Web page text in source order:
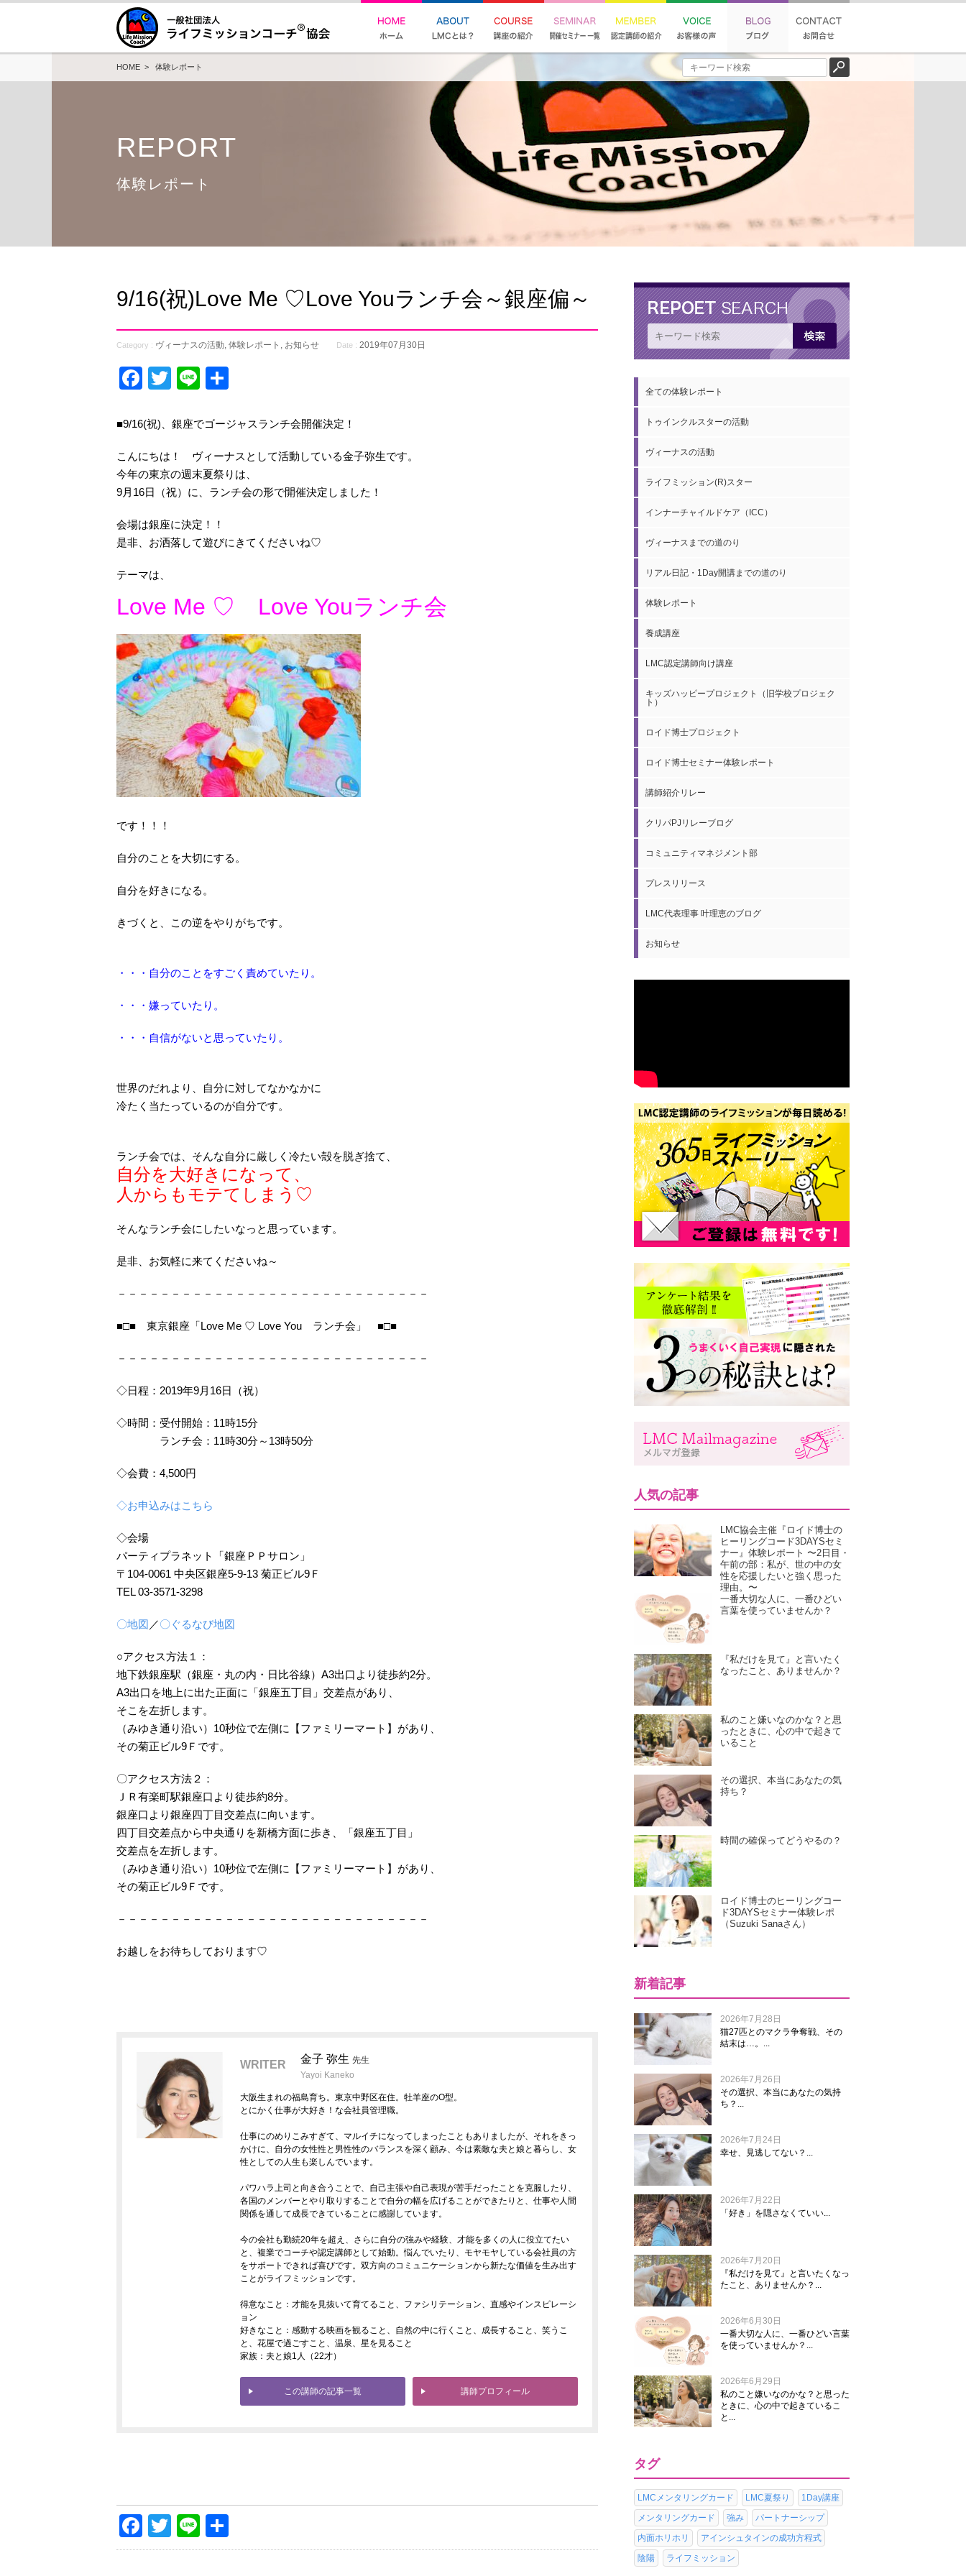
HOME > 体験レポート
REPORT
体験レポート
9/16(祝)Love Me ♡Love Youランチ会～銀座偏～
Category : ヴィーナスの活動, 体験レポート , お知らせ Date : 2019年07月30日
Facebook
Twitter
Line
■9/16(祝)、銀座でゴージャスランチ会開催決定！
こんにちは！ ヴィーナスとして活動している金子弥生です。
今年の東京の週末夏祭りは、
9月16日（祝）に、ランチ会の形で開催決定しました！
会場は銀座に決定！！
是非、お洒落して遊びにきてくださいね♡
テーマは、
Love Me ♡ Love Youランチ会
です！！！
自分のことを大切にする。
自分を好きになる。
きづくと、この逆をやりがちです。
・・・自分のことをすごく責めていたり。
・・・嫌っていたり。
・・・自信がないと思っていたり。
世界のだれより、自分に対してなかなかに
冷たく当たっているのが自分です。
ランチ会では、そんな自分に厳しく冷たい殻を脱ぎ捨て、
自分を大好きになって、
人からもモテてしまう♡
そんなランチ会にしたいなっと思っています。
是非、お気軽に来てくださいね～
－－－－－－－－－－－－－－－－－－－－－－－－－－－－－
■□■ 東京銀座「Love Me ♡ Love You ランチ会」 ■□■
－－－－－－－－－－－－－－－－－－－－－－－－－－－－－
◇日程：2019年9月16日（祝）
◇時間：受付開始：11時15分
ランチ会：11時30分～13時50分
◇会費：4,500円
◇お申込みはこちら
◇会場
パーティプラネット「銀座ＰＰサロン」
〒104-0061 中央区銀座5-9-13 菊正ビル9Ｆ
TEL 03-3571-3298
〇地図 ／〇ぐるなび地図
○アクセス方法１：
地下鉄銀座駅（銀座・丸の内・日比谷線）A3出口より徒歩約2分。
A3出口を地上に出た正面に「銀座五丁目」交差点があり、
そこを左折します。
（みゆき通り沿い）10秒位で左側に【ファミリーマート】があり、
その菊正ビル9Ｆです。
〇アクセス方法２：
ＪＲ有楽町駅銀座口より徒歩約8分。
銀座口より銀座四丁目交差点に向います。
四丁目交差点から中央通りを新橋方面に歩き、「銀座五丁目」
交差点を左折します。
（みゆき通り沿い）10秒位で左側に【ファミリーマート】があり、
その菊正ビル9Ｆです。
－－－－－－－－－－－－－－－－－－－－－－－－－－－－－
お越しをお待ちしております♡
WRITER 金子 弥生 先生
Yayoi Kaneko
大阪生まれの福島育ち。東京中野区在住。牡羊座のO型。
とにかく仕事が大好き！な会社員管理職。
仕事にのめりこみすぎて、マルイチになってしまったこともありましたが、それをきっ
かけに、自分の女性性と男性性のバランスを深く顧み、今は素敵な夫と娘と暮らし、女
性としての人生も楽しんでいます。
パワハラ上司と向き合うことで、自己主張や自己表現が苦手だったことを克服したり、
各国のメンバーとやり取りすることで自分の幅を広げることができたりと、仕事や人間
関係を通して成長できていることに感謝しています。
今の会社も勤続20年を超え、さらに自分の強みや経験、才能を多くの人に役立てたい
と、複業でコーチや認定講師として始動。悩んでいたり、モヤモヤしている会社員の方
をサポートできれば喜びです。双方向のコミュニケーションから新たな価値を生み出す
ことがライフミッションです。
得意なこと：才能を見抜いて育てること、ファシリテーション、直感やインスピレーシ
ョン
好きなこと：感動する映画を観ること、自然の中に行くこと、成長すること、笑うこ
と、花屋で過ごすこと、温泉、星を見ること
家族：夫と娘1人（22才）
この講師の記事一覧 講師プロフィール
Facebook
Twitter
Line
有
全ての体験レポート
トゥインクルスターの活動
ヴィーナスの活動
ライフミッション(R)スター
インナーチャイルドケア（ICC）
ヴィーナスまでの道のり
リアル日記・1Day開講までの道のり
体験レポート
養成講座
LMC認定講師向け講座
キッズハッピープロジェクト（旧学校プロジェク
ト）
ロイド博士プロジェクト
ロイド博士セミナー体験レポート
講師紹介リレー
クリパPJリレーブログ
コミュニティマネジメント部
プレスリリース
LMC代表理事 叶理恵のブログ
お知らせ
人気の記事
LMC協会主催『ロイド博士の
ヒーリングコード3DAYSセミ
ナー』体験レポート 〜2日目・
午前の部：私が、世の中の女
性を応援したいと強く思った
理由。〜
一番大切な人に、一番ひどい
言葉を使っていませんか？
『私だけを見て』と言いたく
なったこと、ありませんか？
私のこと嫌いなのかな？と思
ったときに、心の中で起きて
いること
その選択、本当にあなたの気
持ち？
時間の確保ってどうやるの？
ロイド博士のヒーリングコー
ド3DAYSセミナー体験レポ
（Suzuki Sanaさん）
新着記事
2026年7月28日
猫27匹とのマクラ争奪戦、その
結末は…。...
2026年7月26日
その選択、本当にあなたの気持
ち？...
2026年7月24日
幸せ、見逃してない？...
2026年7月22日
「好き」を隠さなくていい...
2026年7月20日
『私だけを見て』と言いたくなっ
たこと、ありませんか？...
2026年6月30日
一番大切な人に、一番ひどい言葉
を使っていませんか？...
2026年6月29日
私のこと嫌いなのかな？と思った
ときに、心の中で起きているこ
と...
タグ
LMCメンタリングカード LMC夏祭り
1Day講座
メンタリングカード
強み
パートナーシップ
内面ホリホリ
アインシュタインの成功方程式
陰陽
ライフミッション